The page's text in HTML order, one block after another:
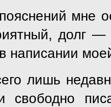
мне
долг —
написании
лишь
свободно